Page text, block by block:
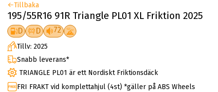
Tillbaka
195/55R16 91R Triangle PL01 XL Friktion 2025
D D 72
Tillv: 2025
Snabb leverans*
TRIANGLE PL01 är ett Nordiskt Friktionsdäck
FRI FRAKT vid komplettahjul (4st) *gäller på ABS Wheels